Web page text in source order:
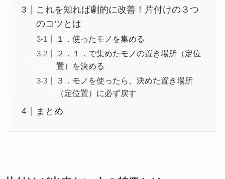
これを知れば劇的に改善！片付けの３つ
のコツとは
１．使ったモノを集める
２．１．で集めたモノの置き場所（定位
置）を決める
３．モノを使ったら、決めた置き場所
（定位置）に必ず戻す
まとめ